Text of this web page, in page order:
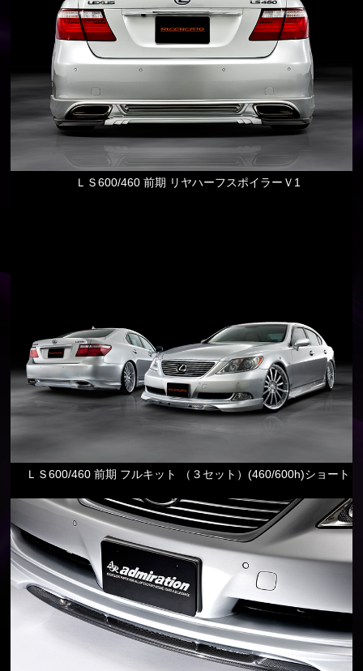
ＬＳ600/460 前期 リヤハーフスポイラーＶ1
ＬＳ600/460 前期 フルキット （３セット）(460/600h)ショート